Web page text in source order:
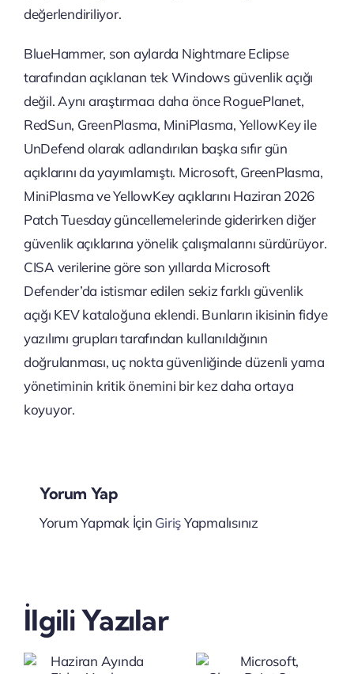
değerlendiriliyor.
BlueHammer, son aylarda Nightmare Eclipse
tarafından açıklanan tek Windows güvenlik açığı
değil. Aynı araştırmacı daha önce RoguePlanet,
RedSun, GreenPlasma, MiniPlasma, YellowKey ile
UnDefend olarak adlandırılan başka sıfır gün
açıklarını da yayımlamıştı. Microsoft, GreenPlasma,
MiniPlasma ve YellowKey açıklarını Haziran 2026
Patch Tuesday güncellemelerinde giderirken diğer
güvenlik açıklarına yönelik çalışmalarını sürdürüyor.
CISA verilerine göre son yıllarda Microsoft
Defender’da istismar edilen sekiz farklı güvenlik
açığı KEV kataloğuna eklendi. Bunların ikisinin fidye
yazılımı grupları tarafından kullanıldığının
doğrulanması, uç nokta güvenliğinde düzenli yama
yönetiminin kritik önemini bir kez daha ortaya
koyuyor.
Yorum Yap
Yorum Yapmak İçin GirişYapmalısınız
İlgili Yazılar
SharePoint
Server
2016 ve